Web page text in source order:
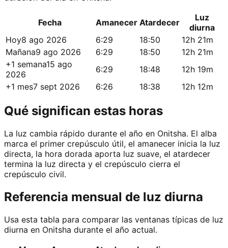
Fecha Amanecer Atardecer
Luz
diurna
Hoy8 ago 2026 6:29 18:50
12h 21m
Mañana9 ago 2026 6:29 18:50
12h 21m
+1 semana15 ago
2026
6:29 18:48
12h 19m
+1 mes7 sept 2026 6:26 18:38 12h 12m
Qué significan estas horas
La luz cambia rápido durante el año en Onitsha. El alba
marca el primer crepúsculo útil, el amanecer inicia la luz
directa, la hora dorada aporta luz suave, el atardecer
termina la luz directa y el crepúsculo cierra el
crepúsculo civil.
Referencia mensual de luz diurna
Usa esta tabla para comparar las ventanas típicas de luz
diurna en Onitsha durante el año actual.